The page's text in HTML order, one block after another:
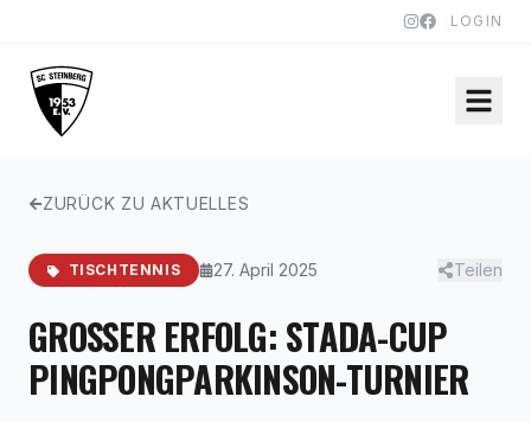
LOGIN
ZURÜCK ZU AKTUELLES
TISCHTENNIS 27. April 2025 Teilen
GROSSER ERFOLG: STADA-CUP P
INGPONGPARKINSON-TURNIER